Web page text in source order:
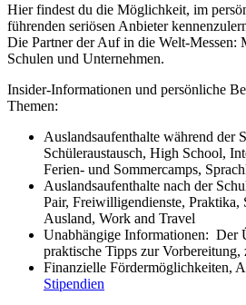
Hier findest du die Möglichkeit, im
führenden seriösen Anbieter
Die Partner der Auf in die Welt-Messen:
Schulen und Unternehmen.
Insider-Informationen und persönliche
Themen:
Auslandsaufenthalte während der
Schüleraustausch, High School,
Ferien- und Sommercamps,
Auslandsaufenthalte nach der
Pair, Freiwilligendienste, Praktika,
Ausland, Work and Travel
Unabhängige Informationen: Der
praktische Tipps zur
Finanzielle Fördermöglichkeiten,
Stipendien